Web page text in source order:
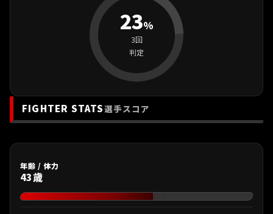
23%
3回
判定
FIGHTER STATS選手スコア
年齢 / 体力
43歳